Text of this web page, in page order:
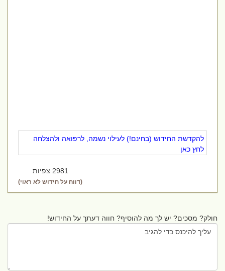
להקדשת החידוש (בחינם!) לעילוי נשמה, לרפואה ולהצלחה
לחץ כאן
2981 צפיות
(דווח על חידוש לא ראוי)
חולק? מסכים? יש לך מה להוסיף? חווה דעתך על החידוש!